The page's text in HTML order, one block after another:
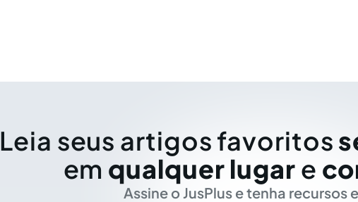
Leia seus artigos favoritos
em qualquer lugar e
Assine o JusPlus e tenha recursos